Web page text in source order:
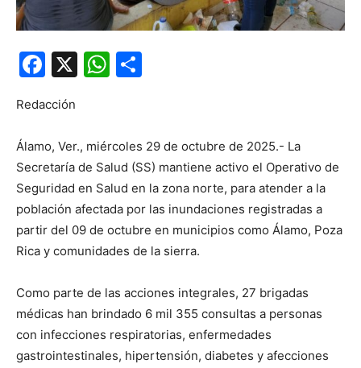
Facebook
X WhatsApp
Redacción
Álamo, Ver., miércoles 29 de octubre de 2025.- La
Secretaría de Salud (SS) mantiene activo el Operativo de
Seguridad en Salud en la zona norte, para atender a la
población afectada por las inundaciones registradas a
partir del 09 de octubre en municipios como Álamo, Poza
Rica y comunidades de la sierra.
Como parte de las acciones integrales, 27 brigadas
médicas han brindado 6 mil 355 consultas a personas
con infecciones respiratorias, enfermedades
gastrointestinales, hipertensión, diabetes y afecciones